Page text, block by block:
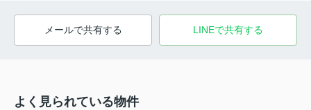
メールで共有する LINEで共有する
よく見られている物件